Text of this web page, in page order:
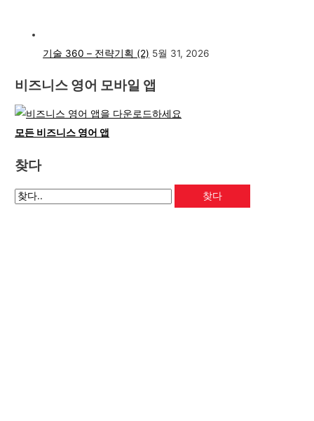
기술 360 – 전략기획 (2) 5월 31, 2026
비즈니스 영어 모바일 앱
모든 비즈니스 영어 앱
찾다